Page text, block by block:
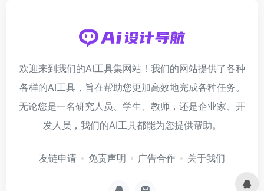
欢迎来到我们的AI工具集网站！我们的网站提供了各种
各样的AI工具，旨在帮助您更加高效地完成各种任务。
无论您是一名研究人员、学生、教师，还是企业家、开
发人员，我们的AI工具都能为您提供帮助。
友链申请 免责声明 广告合作 关于我们